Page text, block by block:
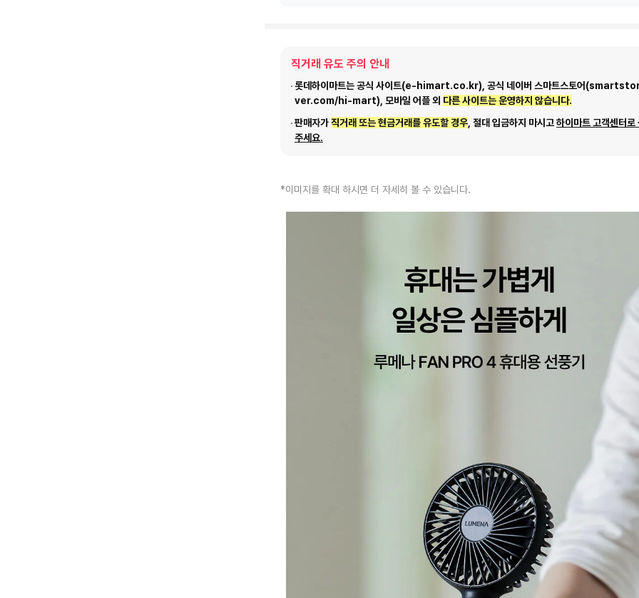
직거래 유도 주의 안내
롯데하이마트는 공식 사이트(e-himart.co.kr), 공식 네이버 스마트스토어
ver.com/hi-mart), 모바일 어플 외 다른 사이트는 운영하지 않습니다.
판매자가직거래 또는 현금거래를 유도할 경우 , 절대 입금하지 마시고하이마트 고객센터로
주세요.
*이미지를 확대 하시면 더 자세히 볼 수 있습니다.